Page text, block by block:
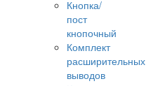
Кнопка/
пост
кнопочный
Комплект
расширительных
выводов